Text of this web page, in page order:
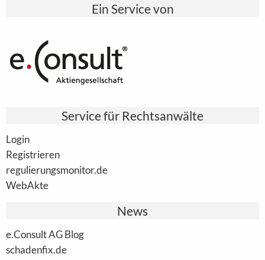
Ein Service von
Service für Rechtsanwälte
Login
Registrieren
regulierungsmonitor.de
WebAkte
News
e.Consult AG Blog
schadenfix.de